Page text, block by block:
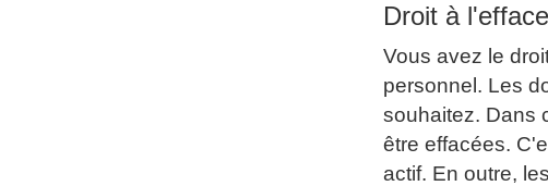
Droit à
Vous avez le
personnel. Les
souhaitez. Dans
être effacées.
actif. En outre,